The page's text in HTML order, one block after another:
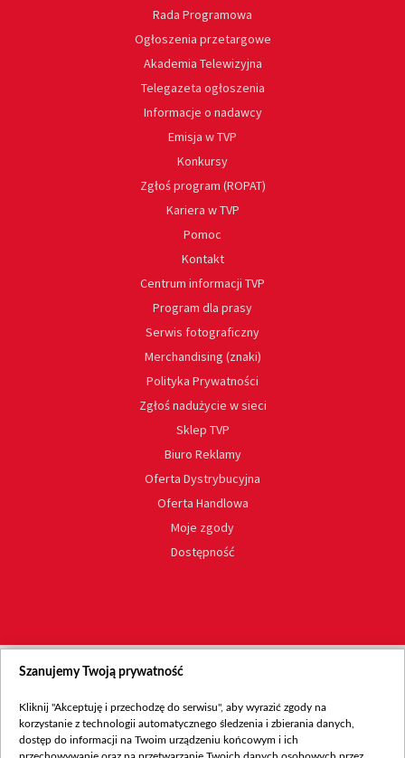
Rada Programowa
Ogłoszenia przetargowe
Akademia Telewizyjna
Telegazeta ogłoszenia
Informacje o nadawcy
Emisja w TVP
Konkursy
Zgłoś program (ROPAT)
Kariera w TVP
Pomoc
Kontakt
Centrum informacji TVP
Program dla prasy
Serwis fotograficzny
Merchandising (znaki)
Polityka Prywatności
Zgłoś nadużycie w sieci
Sklep TVP
Biuro Reklamy
Oferta Dystrybucyjna
Oferta Handlowa
Moje zgody
Dostępność
Szanujemy Twoją prywatność
Kliknij "Akceptuję i przechodzę do serwisu", aby wyrazić zgody na
korzystanie z technologii automatycznego śledzenia i zbierania danych,
dostęp do informacji na Twoim urządzeniu końcowym i ich